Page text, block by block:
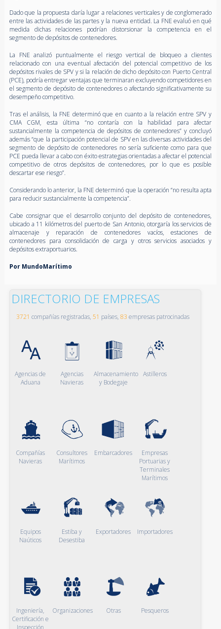
Dado que la propuesta daría lugar a relaciones verticales y de conglomerado
entre las actividades de las partes y la nueva entidad. La FNE evaluó en qué
medida dichas relaciones podrían distorsionar la competencia en el
segmento de depósitos de contenedores.
La FNE analizó puntualmente el riesgo vertical de bloqueo a clientes
relacionado con una eventual afectación del potencial competitivo de los
depósitos rivales de SPV y si la relación de dicho depósito con Puerto Central
(PCE), podría entregar ventajas que terminaran excluyendo competidores en
el segmento de depósito de contenedores o afectando significativamente su
desempeño competitivo.
Tras el análisis, la FNE determinó que en cuanto a la relación entre SPV y
CMA CGM, esta última “no contaría con la habilidad para afectar
sustancialmente la competencia de depósitos de contenedores” y concluyó
además “que la participación potencial de SPV en las diversas actividades del
segmento de depósito de contenedores no sería suficiente como para que
PCE pueda llevar a cabo con éxito estrategias orientadas a afectar el potencial
competitivo de otros depósitos de contenedores, por lo que es posible
descartar ese riesgo”.
Considerando lo anterior, la FNE determinó que la operación “no resulta apta
para reducir sustancialmente la competencia”.
Cabe consignar que el desarrollo conjunto del depósito de contenedores,
ubicado a 11 kilómetros del puerto de San Antonio, otorgaría los servicios de
almacenaje y reparación de contenedores vacíos, estaciones de
contenedores para consolidación de carga y otros servicios asociados y
depósitos extraportuarios.
Por MundoMarítimo
DIRECTORIO DE EMPRESAS
3721 compañías registradas, 51 países, 83 empresas patrocinadas
Agencias de
Aduana
Agencias
Navieras
Almacenamiento
y Bodegaje
Astilleros
Compañías
Navieras
Consultores
Marítimos
Embarcadores
Empresas
Portuarias y
Terminales
Marítimos
Equipos
Naúticos
Estiba y
Desestiba
Exportadores Importadores
Ingeniería,
Certificación e
Inspección
Organizaciones Otras Pesqueros